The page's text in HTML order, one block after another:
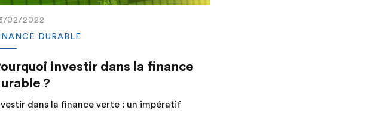
02/2022
DURABLE
investir dans la finance
?
dans la finance verte : un impératif